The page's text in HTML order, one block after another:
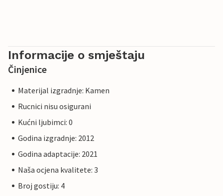
Informacije o smještaju
Činjenice
Materijal izgradnje: Kamen
Rucnici nisu osigurani
Kućni ljubimci: 0
Godina izgradnje: 2012
Godina adaptacije: 2021
Naša ocjena kvalitete: 3
Broj gostiju: 4